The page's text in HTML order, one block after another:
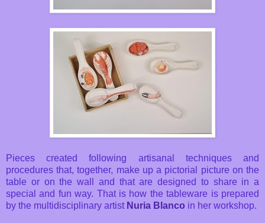
Pieces created following artisanal techniques and
procedures that, together, make up a pictorial picture on the
table or on the wall and that are designed to share in a
special and fun way. That is how the tableware is prepared
by the multidisciplinary artist Nuria Blanco in her workshop.